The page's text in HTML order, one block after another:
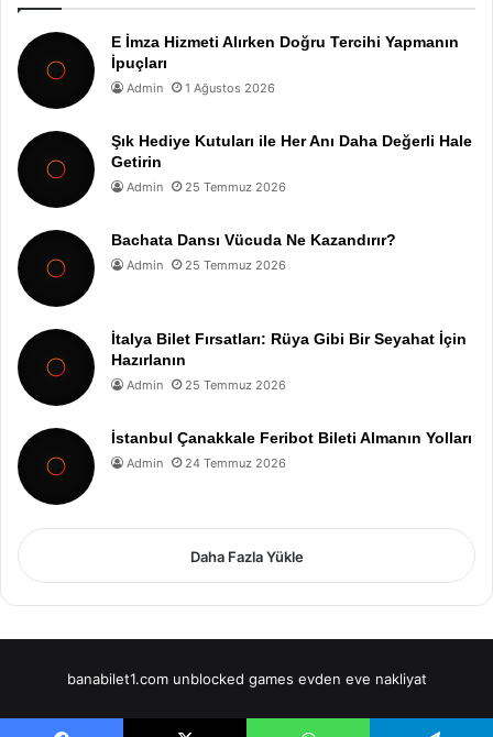
E İmza Hizmeti Alırken Doğru Tercihi Yapmanın
İpuçları
Admin 1 Ağustos 2026
Şık Hediye Kutuları ile Her Anı Daha Değerli Hale
Getirin
Admin 25 Temmuz 2026
Bachata Dansı Vücuda Ne Kazandırır?
Admin 25 Temmuz 2026
İtalya Bilet Fırsatları: Rüya Gibi Bir Seyahat İçin
Hazırlanın
Admin 25 Temmuz 2026
İstanbul Çanakkale Feribot Bileti Almanın Yolları
Admin 24 Temmuz 2026
Daha Fazla Yükle
banabilet1.com unblocked games evden eve nakliyat